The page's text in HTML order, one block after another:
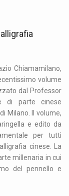
Chiamamilano,
volume
dal Professor
di parte cinese
Milano. Il volume,
e edito da
per tutti
cinese. La
millenaria in cui
del pennello e